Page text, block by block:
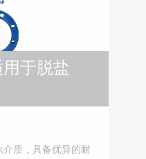
于脱盐
质，具备优异的耐